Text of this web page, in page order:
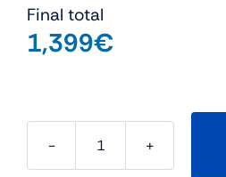
Final total
1,399€
quantité